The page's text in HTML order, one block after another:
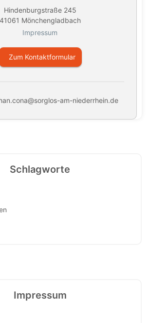
Hindenburgstraße 245
41061 Mönchengladbach
Impressum
Zum Kontaktformular
am-niederrhein.de
Schlagworte
Impressum